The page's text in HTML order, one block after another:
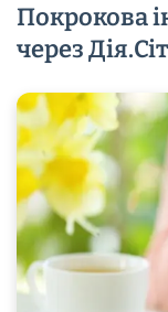
Покрокова
через